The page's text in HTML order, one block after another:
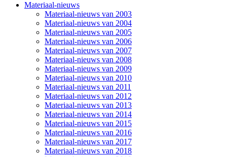
Materiaal-nieuws
Materiaal-nieuws van 2003
Materiaal-nieuws van 2004
Materiaal-nieuws van 2005
Materiaal-nieuws van 2006
Materiaal-nieuws van 2007
Materiaal-nieuws van 2008
Materiaal-nieuws van 2009
Materiaal-nieuws van 2010
Materiaal-nieuws van 2011
Materiaal-nieuws van 2012
Materiaal-nieuws van 2013
Materiaal-nieuws van 2014
Materiaal-nieuws van 2015
Materiaal-nieuws van 2016
Materiaal-nieuws van 2017
Materiaal-nieuws van 2018